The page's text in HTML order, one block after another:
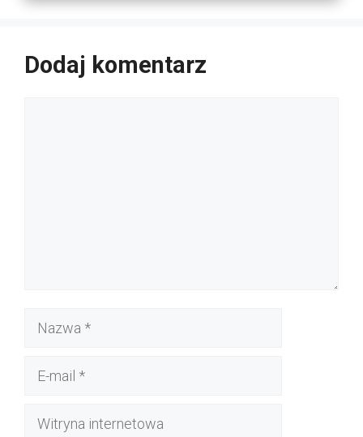
Dodaj komentarz
Nazwa
Witryna